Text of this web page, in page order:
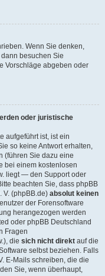
Wenn Sie denken,
besuchen Sie
Vorschläge abgeben oder
oder juristische
aufgeführt ist, ist ein
so keine Antwort erhalten,
(führen Sie dazu eine
bei einem kostenlosen
liegt — den Support oder
beachten Sie, dass phpBB
V. (phpBB.de) absolut keinen
der Forensoftware
herangezogen werden
oder phpBB Deutschland
Fragen
die sich nicht direkt auf die
selbst beziehen. Falls
E-Mails schreiben, die die
Sie, wenn überhaupt,